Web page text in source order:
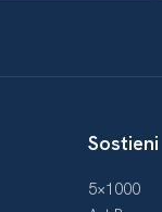
Sostieni
5×1000